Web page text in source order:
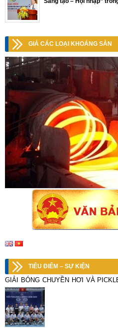
GIÁ CÁC LOẠI KHOÁNG SẢN
TIÊU ĐIỂM – SỰ KIỆN
GIẢI BÓNG CHUYỀN HƠI VÀ PICKLEBALL
hoa và bản lĩnh người khoáng sản